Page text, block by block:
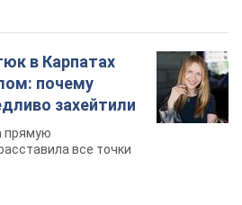
почему
соглашаться на
на рынке труда